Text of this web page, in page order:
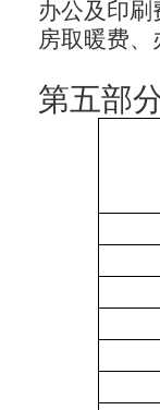
办公及印
房取暖费
第五部